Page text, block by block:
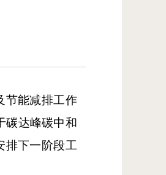
节能减排工作
碳达峰碳中和
排下一阶段工